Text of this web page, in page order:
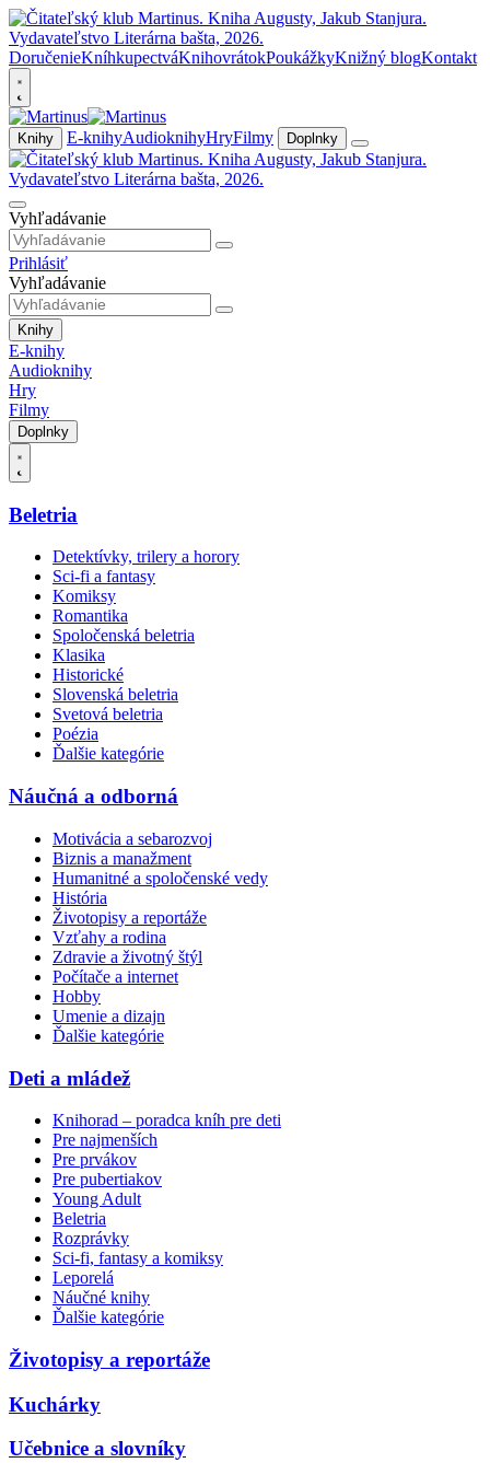
DoručenieKníhkupectváKnihovrátokPoukážkyKnižný blogKontakt
Knihy E-knihyAudioknihyHryFilmy Doplnky
Vyhľadávanie
Prihlásiť
Vyhľadávanie
Knihy
E-knihy
Audioknihy
Hry
Filmy
Doplnky
Beletria
Detektívky, trilery a horory
Sci-fi a fantasy
Komiksy
Romantika
Spoločenská beletria
Klasika
Historické
Slovenská beletria
Svetová beletria
Poézia
Ďalšie kategórie
Náučná a odborná
Motivácia a sebarozvoj
Biznis a manažment
Humanitné a spoločenské vedy
História
Životopisy a reportáže
Vzťahy a rodina
Zdravie a životný štýl
Počítače a internet
Hobby
Umenie a dizajn
Ďalšie kategórie
Deti a mládež
Knihorad – poradca kníh pre deti
Pre najmenších
Pre prvákov
Pre pubertiakov
Young Adult
Beletria
Rozprávky
Sci-fi, fantasy a komiksy
Leporelá
Náučné knihy
Ďalšie kategórie
Životopisy a reportáže
Kuchárky
Učebnice a slovníky